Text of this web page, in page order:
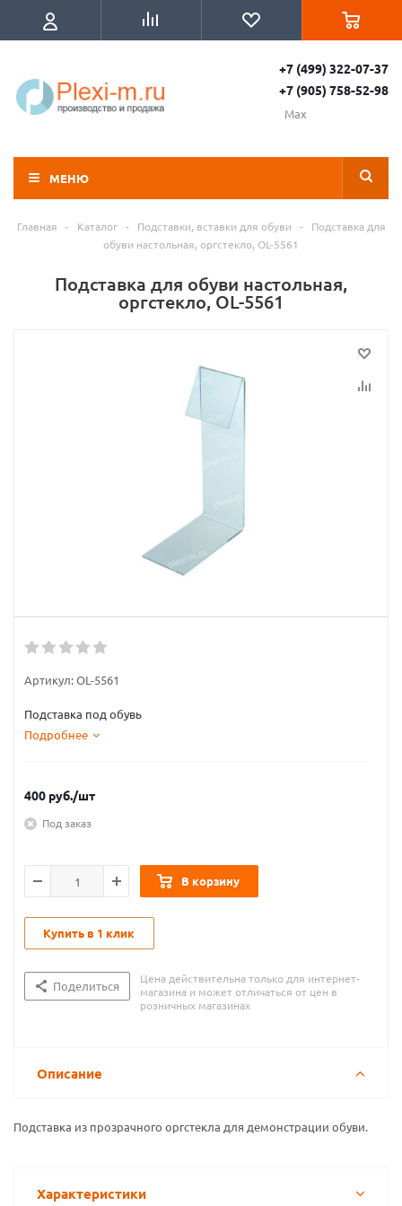
+7 (499) 322-07-37
+7 (905) 758-52-98
Max
МЕНЮ
Главная - Каталог - Подставки, вставки для обуви -
Подставка для
обуви настольная, оргстекло, OL-5561
Подставка для обуви настольная,
оргстекло, OL-5561
Артикул:OL-5561
Подставка под обувь
Подробнее
400 руб./шт
Под заказ
В корзину
Купить в 1 клик
Поделиться
Цена действительна только для интернет-
магазина и может отличаться от цен в
розничных магазинах
Описание
Подставка из прозрачного оргстекла для демонстрации обуви.
Характеристики